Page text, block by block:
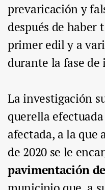
prevaricación y
después de haber
primer edil y a
durante la fase
La investigación
querella
afectada, a la que
de 2020 se le
pavimentación